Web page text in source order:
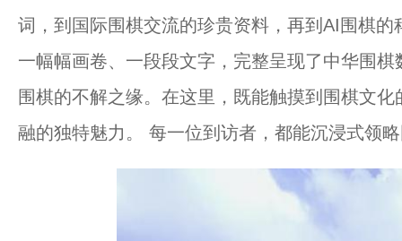
词，到国际围棋交流的珍贵资料，再到AI围棋
一幅幅画卷、一段段文字，完整呈现了中华围
围棋的不解之缘。在这里，既能触摸到围棋文
融的独特魅力。 每一位到访者，都能沉浸式领